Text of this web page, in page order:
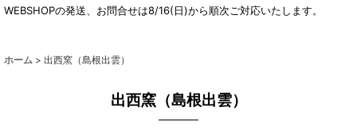
WEBSHOPの発送、お問合せは8/16(日)から順次ご対応いたします。
ホーム > 出西窯（島根出雲）
出西窯（島根出雲）